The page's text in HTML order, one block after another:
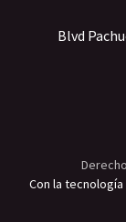
Blvd
Con la